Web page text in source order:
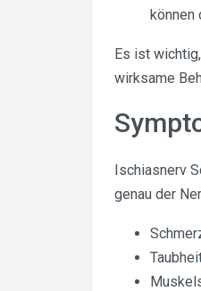
können
Es ist
wirksame
Ischiasnerv
genau der